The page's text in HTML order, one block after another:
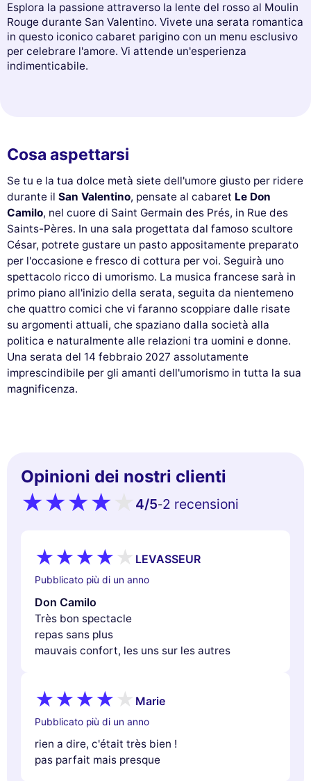
Esplora la passione attraverso la lente del rosso al Moulin
Rouge durante San Valentino. Vivete una serata romantica
in questo iconico cabaret parigino con un menu esclusivo
per celebrare l'amore. Vi attende un'esperienza
indimenticabile.
Cosa aspettarsi
Se tu e la tua dolce metà siete dell'umore giusto per ridere
durante il San Valentino, pensate al cabaret Le Don
Camilo, nel cuore di Saint Germain des Prés, in Rue des
Saints-Pères. In una sala progettata dal famoso scultore
César, potrete gustare un pasto appositamente preparato
per l'occasione e fresco di cottura per voi. Seguirà uno
spettacolo ricco di umorismo. La musica francese sarà in
primo piano all'inizio della serata, seguita da nientemeno
che quattro comici che vi faranno scoppiare dalle risate
su argomenti attuali, che spaziano dalla società alla
politica e naturalmente alle relazioni tra uomini e donne.
Una serata del 14 febbraio 2027 assolutamente
imprescindibile per gli amanti dell'umorismo in tutta la sua
magnificenza.
Opinioni dei nostri clienti
4/5-2 recensioni
LEVASSEUR
Pubblicato più di un anno
Don Camilo
Très bon spectacle
repas sans plus
mauvais confort, les uns sur les autres
Marie
Pubblicato più di un anno
rien a dire, c'était très bien !
pas parfait mais presque